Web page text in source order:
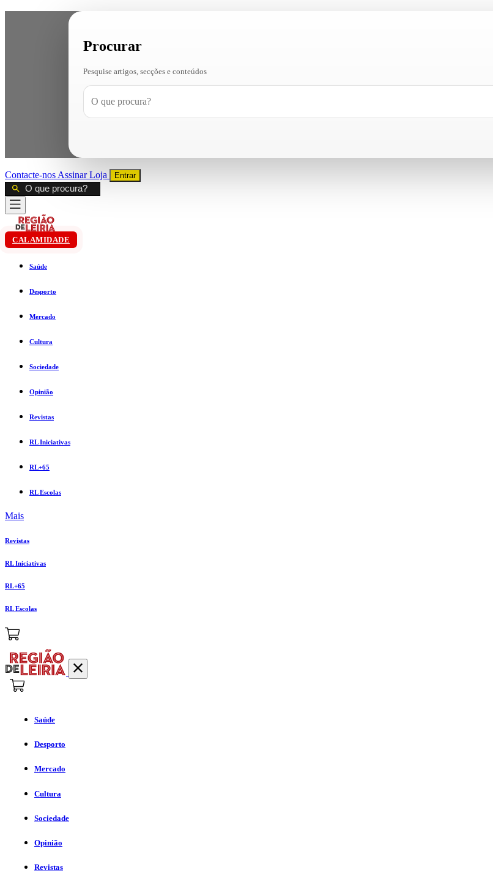
Procurar
Pesquise artigos, secções e conteúdos
Contacte-nos AssinarLoja Entrar
CALAMIDADE
Saúde
Desporto
Mercado
Cultura
Sociedade
Opinião
Revistas
RL Iniciativas
RL+65
RL Escolas
Mais
Revistas
RL Iniciativas
RL+65
RL Escolas
Saúde
Desporto
Mercado
Cultura
Sociedade
Opinião
Revistas